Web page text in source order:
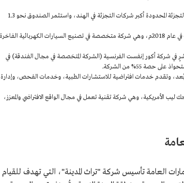
شركة ريلاينس لقطاع التجزئة المحدودة: تُعد شركة ريلاينس لقطاع التجزئة المحدودة أكبر شركات التجزئة في الهند، واستثمر الصندوق نحو 1.3
شركة لوسِد موترز: بدأ استثمار الصندوق في شركة لوسِد للسيارات في عام 2018م، وهي شركة متخصصة في تصنيع السيارات الكهربائية
شركة أكور إنفست الفرنسية (الشركة المتخصصة في مجال الفندقة) في
وتقدم خدمات افتراضية للاستشارات الطبية، وخدمات الفحص، وإدارة
الأمريكية، وهي شركة تقنية تعمل في مجال الواقع الافتراضي والمعزز،
أعلن صندوق الاستثمارات العامة تأسيس شركة "تراث المدينة"، التي تهدف للقيام